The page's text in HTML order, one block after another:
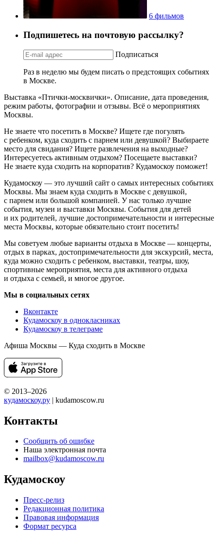
6 фильмов
Подпишетесь на почтовую рассылку?
Подписаться
Раз в неделю мы будем писать о предстоящих событиях
в Москве.
Выставка «Птички-москвички». Описание, дата проведения,
режим работы, фотографии и отзывы. Всё о мероприятиях
Москвы.
Не знаете что посетить в Москве? Ищете где погулять
с ребенком, куда сходить с парнем или девушкой? Выбираете
место для свидания? Ищете развлечения на выходные?
Интересуетесь активным отдыхом? Посещаете выставки?
Не знаете куда сходить на корпоратив? Кудамоскоу поможет!
Кудамоскоу — это лучший сайт о самых интересных событиях
Москвы. Мы знаем куда сходить в Москве с девушкой,
с парнем или большой компанией. У нас только лучшие
события, музеи и выставки Москвы. События для детей
и их родителей, лучшие достопримечательности и интересные
места Москвы, которые обязательно стоит посетить!
Мы советуем любые варианты отдыха в Москве — концерты,
отдых в парках, достопримечательности для экскурсий, места,
куда можно сходить с ребенком, выставки, театры, шоу,
спортивные мероприятия, места для активного отдыха
и отдыха с семьей, и многое другое.
Мы в социальных сетях
Вконтакте
Кудамоскоу в однокласниках
Кудамоскоу в телеграме
Афиша Москвы — Куда сходить в Москве
© 2013–2026
кудамоскоу.ру | kudamoscow.ru
Контакты
Сообщить об ошибке
Наша электронная почта
mailbox@kudamoscow.ru
Кудамоскоу
Пресс-релиз
Редакционная политика
Правовая информация
Формат ресурса